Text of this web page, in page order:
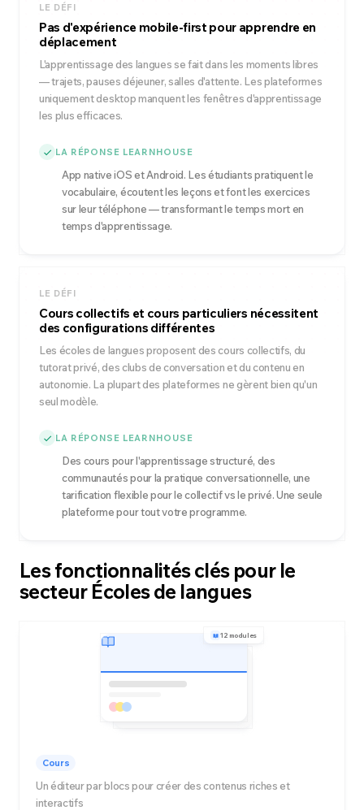
LE DÉFI
Pas d'expérience mobile-first pour apprendre en
déplacement
L'apprentissage des langues se fait dans les moments libres
— trajets, pauses déjeuner, salles d'attente. Les plateformes
uniquement desktop manquent les fenêtres d'apprentissage
les plus efficaces.
LA RÉPONSE LEARNHOUSE
App native iOS et Android. Les étudiants pratiquent le
vocabulaire, écoutent les leçons et font les exercices
sur leur téléphone — transformant le temps mort en
temps d'apprentissage.
LE DÉFI
Cours collectifs et cours particuliers nécessitent
des configurations différentes
Les écoles de langues proposent des cours collectifs, du
tutorat privé, des clubs de conversation et du contenu en
autonomie. La plupart des plateformes ne gèrent bien qu'un
seul modèle.
LA RÉPONSE LEARNHOUSE
Des cours pour l'apprentissage structuré, des
communautés pour la pratique conversationnelle, une
tarification flexible pour le collectif vs le privé. Une seule
plateforme pour tout votre programme.
Les fonctionnalités clés pour le
secteur Écoles de langues
12 modules
Cours
Un éditeur par blocs pour créer des contenus riches et
interactifs